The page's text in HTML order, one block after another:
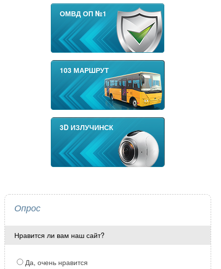
ОМВД ОП №1
103 МАРШРУТ
3D ИЗЛУЧИНСК
Опрос
Нравится ли вам наш сайт?
Да, очень нравится